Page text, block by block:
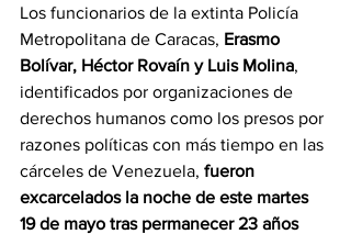
Los funcionarios de la extinta Policía
Metropolitana de Caracas, Erasmo
Bolívar, Héctor Rovaín y Luis Molina,
identificados por organizaciones de
derechos humanos como los presos por
razones políticas con más tiempo en las
cárceles de Venezuela, fueron
excarcelados la noche de este martes
19 de mayo tras permanecer 23 años